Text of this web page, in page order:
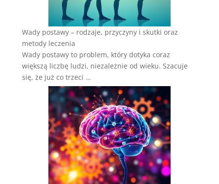
Wady postawy – rodzaje, przyczyny i skutki oraz
metody leczenia
Wady postawy to problem, który dotyka coraz
większą liczbę ludzi, niezależnie od wieku. Szacuje
się, że już co trzeci …